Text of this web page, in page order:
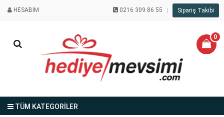
HESABIM 0216 309 86 55 Sipariş Takibi
0
TÜM KATEGORİLER